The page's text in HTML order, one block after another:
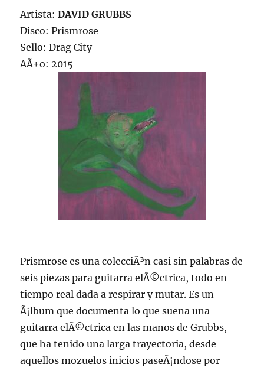
Artista:DAVID GRUBBS
Disco: Prismrose
Sello: Drag City
AÃ±o: 2015
Prismrose es una colecciÃ³n casi sin palabras de
seis piezas para guitarra elÃ©ctrica, todo en
tiempo real dada a respirar y mutar. Es un
Ã¡lbum que documenta lo que suena una
guitarra elÃ©ctrica en las manos de Grubbs,
que ha tenido una larga trayectoria, desde
aquellos mozuelos inicios paseÃ¡ndose por